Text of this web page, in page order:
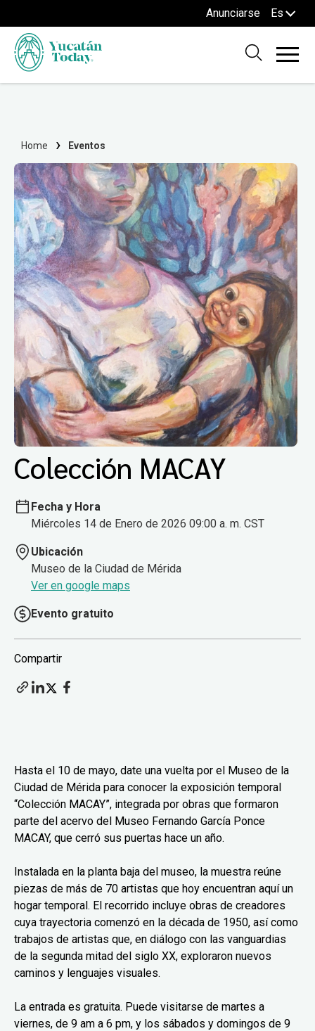
Anunciarse Es
Home Eventos
Colección MACAY
Fecha y Hora
Miércoles 14 de Enero de 2026 09:00 a. m. CST
Ubicación
Museo de la Ciudad de Mérida
Ver en google maps
Evento gratuito
Compartir
Hasta el 10 de mayo, date una vuelta por el Museo de la
Ciudad de Mérida para conocer la exposición temporal
“Colección MACAY”, integrada por obras que formaron
parte del acervo del Museo Fernando García Ponce
MACAY, que cerró sus puertas hace un año.
Instalada en la planta baja del museo, la muestra reúne
piezas de más de 70 artistas que hoy encuentran aquí un
hogar temporal. El recorrido incluye obras de creadores
cuya trayectoria comenzó en la década de 1950, así como
trabajos de artistas que, en diálogo con las vanguardias
de la segunda mitad del siglo XX, exploraron nuevos
caminos y lenguajes visuales.
La entrada es gratuita. Puede visitarse de martes a
viernes, de 9 am a 6 pm, y los sábados y domingos de 9